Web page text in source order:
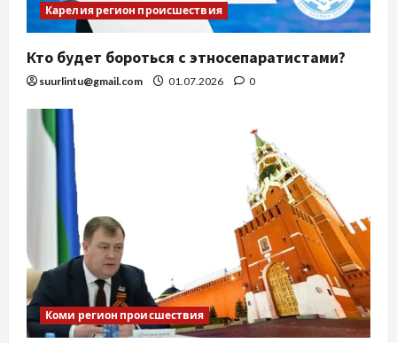
Карелия регион происшествия
Кто будет бороться с этносепаратистами?
suurlintu@gmail.com 01.07.2026 0
Коми регион происшествия